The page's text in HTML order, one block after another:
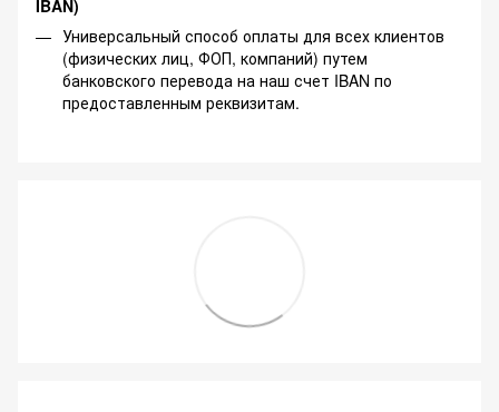
IBAN)
Универсальный способ оплаты для всех клиентов
(физических лиц, ФОП, компаний) путем
банковского перевода на наш счет IBAN по
предоставленным реквизитам.